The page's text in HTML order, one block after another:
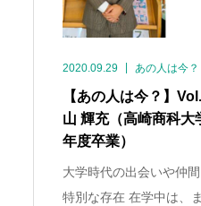
2020.09.29 あの人は今？
【あの人は今？】
山 輝充（高崎商科大
年度卒業）
大学時代の出会いや仲
特別な存在 在学中は、